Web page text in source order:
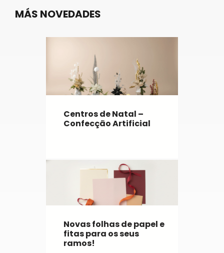
MÁS NOVEDADES
Centros de Natal –
Confecção Artificial
Novas folhas de papel e
fitas para os seus
ramos!